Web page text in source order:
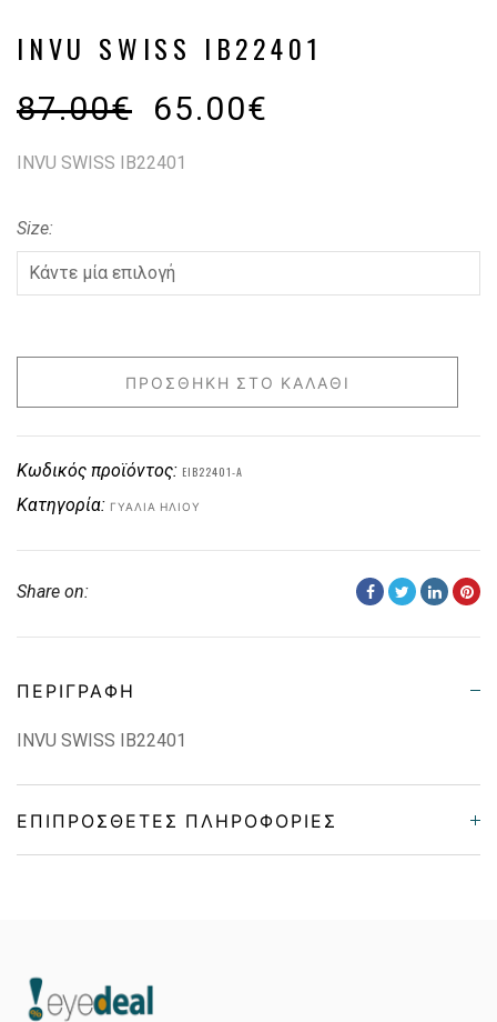
INVU SWISS IB22401
87.00€ 65.00€
INVU SWISS IB22401
Size
ΠΡΟΣΘΉΚΗ ΣΤΟ ΚΑΛΆΘΙ
Κωδικός προϊόντος: EIB22401-A
Κατηγορία: ΓΥΑΛΙΆ ΗΛΊΟΥ
Share on:
ΠΕΡΙΓΡΑΦΉ
INVU SWISS IB22401
ΕΠΙΠΡΌΣΘΕΤΕΣ ΠΛΗΡΟΦΟΡΊΕΣ
Color